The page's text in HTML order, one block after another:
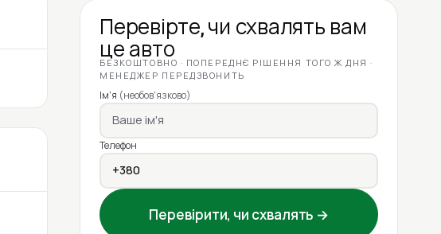
Перевірте, чи схвалять вам
це авто
БЕЗКОШТОВНО · ПОПЕРЕДНЄ РІШЕННЯ ТОГО Ж ДНЯ ·
МЕНЕДЖЕР ПЕРЕДЗВОНИТЬ
Ім'я (необов'язково)
Телефон
Перевірити, чи схвалять →